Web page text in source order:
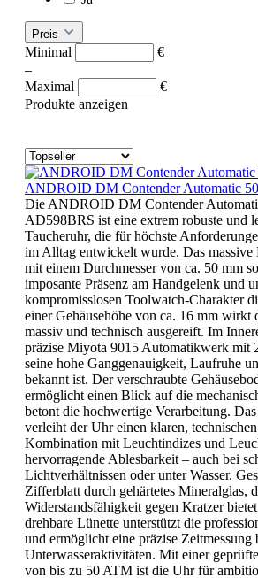
Preis
Minimal
€
–
Maximal
€
Produkte anzeigen
ANDROID DM Contender Automatic
Die ANDROID DM Contender
AD598BRS ist eine extrem robuste und
Taucheruhr, die für höchste
im Alltag entwickelt wurde. Das massive
mit einem Durchmesser von ca. 50 mm
imposante Präsenz am Handgelenk und
kompromisslosen Toolwatch-Charakter
einer Gehäusehöhe von ca. 16 mm wirkt
massiv und technisch ausgereift. Im
präzise Miyota 9015 Automatikwerk mit
seine hohe Ganggenauigkeit, Laufruhe
bekannt ist. Der verschraubte
ermöglicht einen Blick auf die
betont die hochwertige Verarbeitung.
verleiht der Uhr einen klaren,
Kombination mit Leuchtindizes und
hervorragende Ablesbarkeit – auch bei
Lichtverhältnissen oder unter Wasser.
Zifferblatt durch gehärtetes Mineralglas,
Widerstandsfähigkeit gegen Kratzer
drehbare Lünette unterstützt die
und ermöglicht eine präzise Zeitmessung
Unterwasseraktivitäten. Mit einer
von bis zu 50 ATM ist die Uhr für